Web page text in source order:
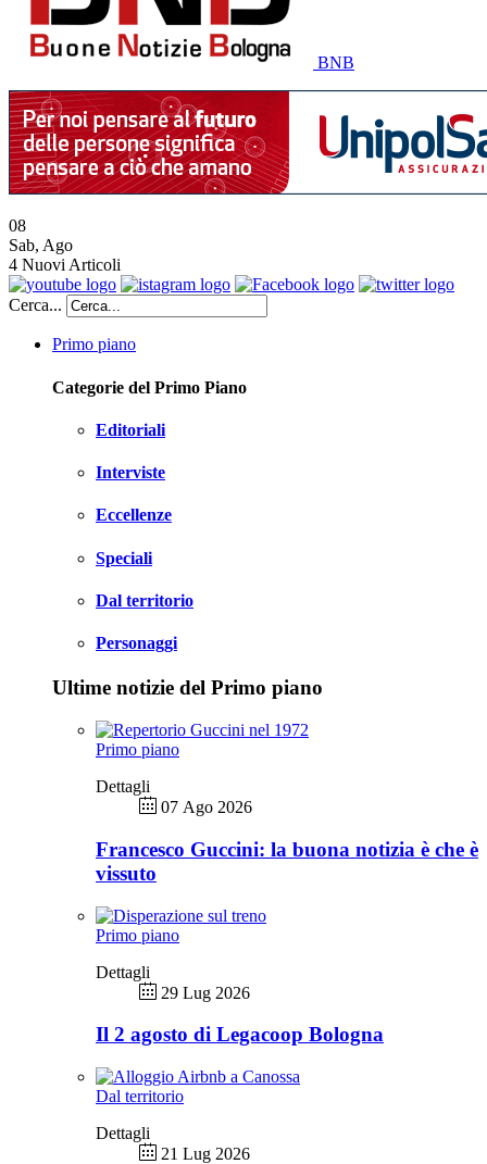
BNB
08
Sab, Ago
4 Nuovi Articoli
Cerca...
Primo piano
Categorie del Primo Piano
Editoriali
Interviste
Eccellenze
Speciali
Dal territorio
Personaggi
Ultime notizie del Primo piano
Primo piano
Dettagli
07 Ago 2026
Francesco Guccini: la buona notizia è che è
vissuto
Primo piano
Dettagli
29 Lug 2026
Il 2 agosto di Legacoop Bologna
Dal territorio
Dettagli
21 Lug 2026